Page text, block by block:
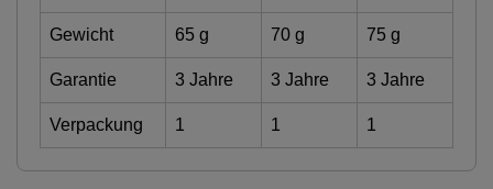
Gewicht 65 g 70 g 75 g
Garantie 3 Jahre 3 Jahre 3 Jahre
Verpackung 1 1 1